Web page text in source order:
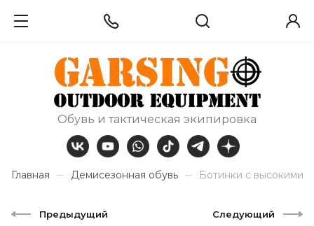
Обувь и тактическая экипировка
Главная Демисезонная обувь Ботинки с высокими
Предыдущий Следующий